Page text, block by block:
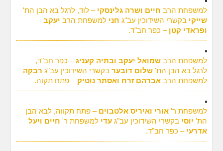
למשפחת הרב חיים ושרה גלינסקי – לוד, לרגל בא הבן הת'
שייקי בקשרי השידוכין עב"ג חני למשפחת הרב יעקב
ופראדי קטן – כפר חב"ד.
למשפחת הרבשמואל יעקב ובתיה קעניג– כפר חב"ד,
לרגל בא הבן הת'שלום דובער בקשרי השידוכין עב"ג רבקה
למשפחת הרבאברהם זרח ואסתר נוטיק– פתח תקוה.
למשפחת ר' אורי ואיריס אלטבוים – פתח תקווה, לבא הבן
הת' יוסי בקשרי השידוכין עב"געדי למשפחת ר' חיים ויעל
אדרעי – כפר חב"ד.